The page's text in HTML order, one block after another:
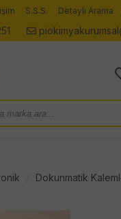
S.S.S. Detaylı Arama
Dokunmatik